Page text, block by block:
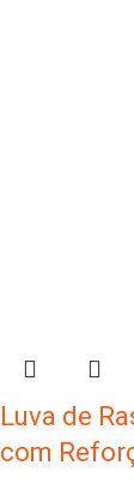
Luva de
com